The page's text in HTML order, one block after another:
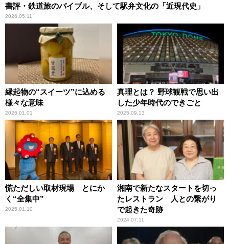
書評・鉄道旅のバイブル、そして駅弁文化の「近現代史」
2026.05.11
縁起物の“スイーツ”に込める
様々な意味
2026.01.01
真理とは？ 野球観戦で思い出
した少年時代のできごと
2025.09.13
慌ただしい取材現場 とにか
く“全集中”
2025.01.10
湘南で新たなスタートを切っ
たレストラン 人との繋がり
で起きた奇跡
2024.07.11